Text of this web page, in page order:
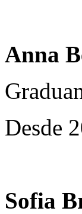
Anna
Desde
Sofia